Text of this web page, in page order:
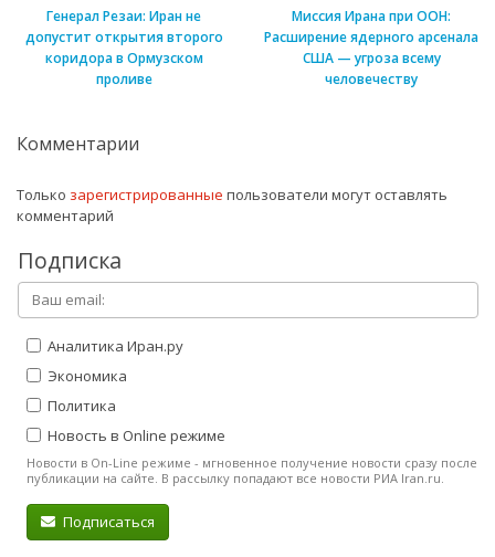
Генерал Резаи: Иран не
допустит открытия второго
коридора в Ормузском
проливе
Миссия Ирана при ООН:
Расширение ядерного арсенала
США — угроза всему
человечеству
Комментарии
Только зарегистрированные пользователи могут оставлять
комментарий
Подписка
Аналитика Иран.ру
Экономика
Политика
Новость в Online режиме
Новости в On-Line режиме - мгновенное получение новости сразу после
публикации на сайте. В рассылку попадают все новости РИА Iran.ru.
Подписаться